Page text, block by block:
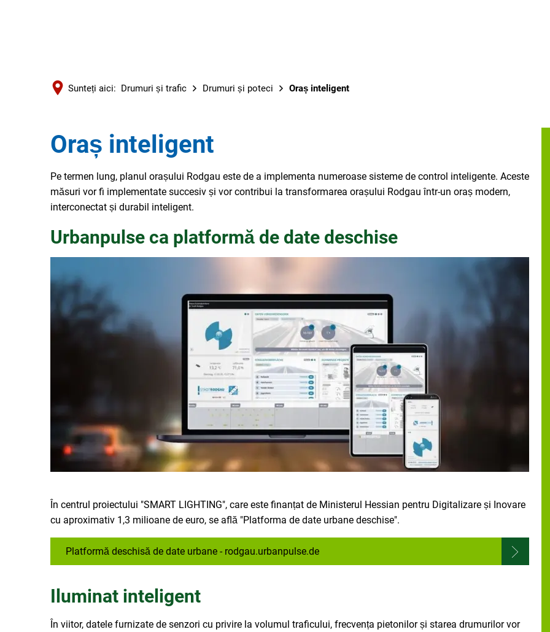
Sunteți aici: Drumuri și trafic Drumuri și poteci Oraș inteligent
Oraș inteligent
Pe termen lung, planul orașului Rodgau este de a implementa numeroase sisteme de control inteligente. Aceste
măsuri vor fi implementate succesiv și vor contribui la transformarea orașului Rodgau într-un oraș modern,
interconectat și durabil inteligent.
Urbanpulse ca platformă de date deschise
În centrul proiectului "SMART LIGHTING", care este finanțat de Ministerul Hessian pentru Digitalizare și Inovare
cu aproximativ 1,3 milioane de euro, se află "Platforma de date urbane deschise".
Platformă deschisă de date urbane - rodgau.urbanpulse.de
Iluminat inteligent
În viitor, datele furnizate de senzori cu privire la volumul traficului, frecvența pietonilor și starea drumurilor vor